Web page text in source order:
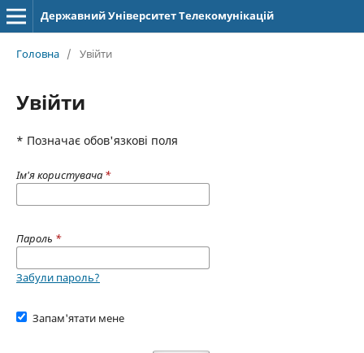
Державний Університет Телекомунікацій
Головна / Увійти
Увійти
* Позначає обов'язкові поля
Ім'я користувача *
Пароль *
Забули пароль?
Запам'ятати мене